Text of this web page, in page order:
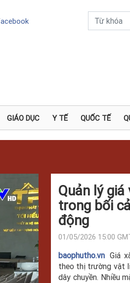
GIÁO DỤC Y TẾ QUỐC TẾ
Quản lý
trong bối
động
01/05/2026 15:00
baophutho.vn Giá
theo thị trường vật
dây chuyền. Nhiều